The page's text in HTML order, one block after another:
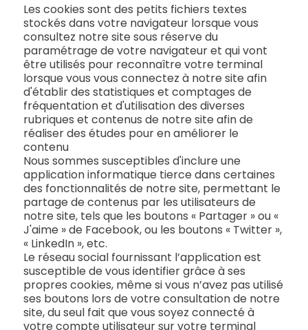
Les cookies sont des petits fichiers textes
stockés dans votre navigateur lorsque vous
consultez notre site sous réserve du
paramétrage de votre navigateur et qui vont
être utilisés pour reconnaître votre terminal
lorsque vous vous connectez à notre site afin
d'établir des statistiques et comptages de
fréquentation et d'utilisation des diverses
rubriques et contenus de notre site afin de
réaliser des études pour en améliorer le
contenu
Nous sommes susceptibles d'inclure une
application informatique tierce dans certaines
des fonctionnalités de notre site, permettant le
partage de contenus par les utilisateurs de
notre site, tels que les boutons « Partager » ou «
J'aime » de Facebook, ou les boutons « Twitter »,
« LinkedIn », etc.
Le réseau social fournissant l’application est
susceptible de vous identifier grâce à ses
propres cookies, même si vous n’avez pas utilisé
ses boutons lors de votre consultation de notre
site, du seul fait que vous soyez connecté à
votre compte utilisateur sur votre terminal